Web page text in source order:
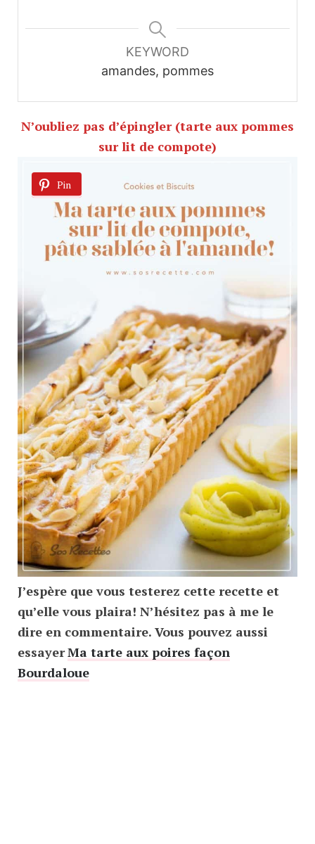
KEYWORD
amandes, pommes
N’oubliez pas d’épingler (tarte aux pommes
sur lit de compote)
Pin
J’espère que vous testerez cette recette et
qu’elle vous plaira! N’hésitez pas à me le
dire en commentaire. Vous pouvez aussi
essayerMa tarte aux poires façon
Bourdaloue